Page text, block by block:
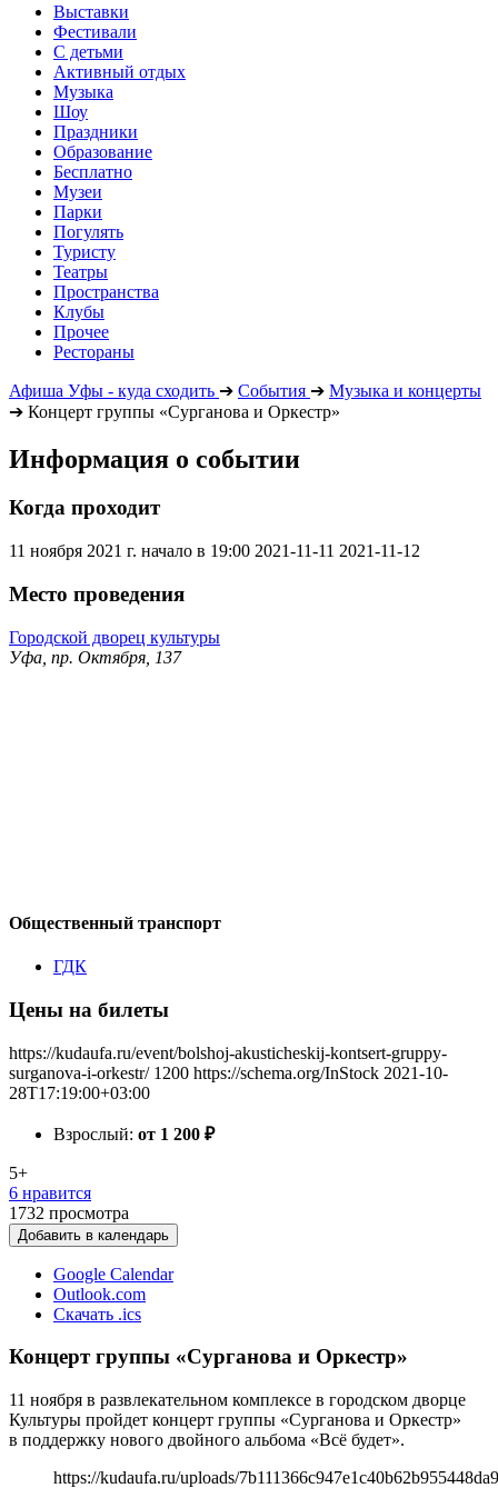
Выставки
Фестивали
С детьми
Активный отдых
Музыка
Шоу
Праздники
Образование
Бесплатно
Музеи
Парки
Погулять
Туристу
Театры
Пространства
Клубы
Прочее
Рестораны
Афиша Уфы - куда сходить ➔ События ➔ Музыка и концерты
➔ Концерт группы «Сурганова и Оркестр»
Информация о событии
Когда проходит
11 ноября 2021 г. начало в 19:00 2021-11-11 2021-11-12
Место проведения
Городской дворец культуры
Уфа, пр. Октября, 137
Общественный транспорт
ГДК
Цены на билеты
https://kudaufa.ru/event/bolshoj-akusticheskij-kontsert-gruppy-
surganova-i-orkestr/ 1200 https://schema.org/InStock 2021-10-
28T17:19:00+03:00
Взрослый: от 1 200 ₽
5+
6 нравится
1732 просмотра
Добавить в календарь
Google Calendar
Outlook.com
Скачать .ics
Концерт группы «Сурганова и Оркестр»
11 ноября в развлекательном комплексе в городском дворце
Культуры пройдет концерт группы «Сурганова и Оркестр»
в поддержку нового двойного альбома «Всё будет».
https://kudaufa.ru/uploads/